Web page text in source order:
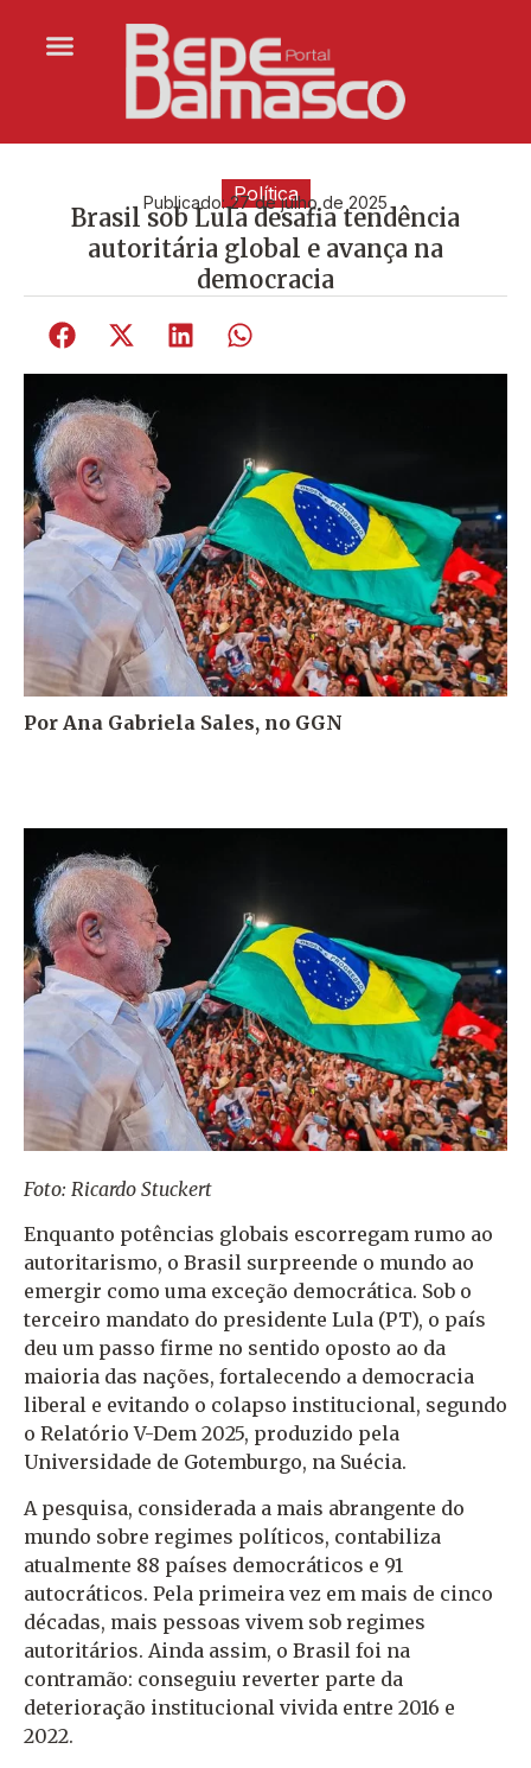
Política
Publicado:27 de julho de 2025
Brasil sob Lula desafia tendência
autoritária global e avança na
democracia
Por Ana Gabriela Sales, no GGN
Foto: Ricardo Stuckert
Enquanto potências globais escorregam rumo ao
autoritarismo, o Brasil surpreende o mundo ao
emergir como uma exceção democrática. Sob o
terceiro mandato do presidente Lula (PT), o país
deu um passo firme no sentido oposto ao da
maioria das nações, fortalecendo a democracia
liberal e evitando o colapso institucional, segundo
o Relatório V-Dem 2025, produzido pela
Universidade de Gotemburgo, na Suécia.
A pesquisa, considerada a mais abrangente do
mundo sobre regimes políticos, contabiliza
atualmente 88 países democráticos e 91
autocráticos. Pela primeira vez em mais de cinco
décadas, mais pessoas vivem sob regimes
autoritários. Ainda assim, o Brasil foi na
contramão: conseguiu reverter parte da
deterioração institucional vivida entre 2016 e
2022.